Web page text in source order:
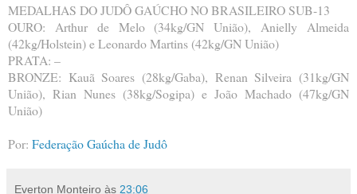
MEDALHAS DO JUDÔ GAÚCHO NO BRASILEIRO SUB-13
OURO: Arthur de Melo (34kg/GN União), Anielly Almeida
(42kg/Holstein) e Leonardo Martins (42kg/GN União)
PRATA: –
BRONZE: Kauã Soares (28kg/Gaba), Renan Silveira (31kg/GN
União), Rian Nunes (38kg/Sogipa) e João Machado (47kg/GN
União)
Por: Federação Gaúcha de Judô
Everton Monteiro às 23:06